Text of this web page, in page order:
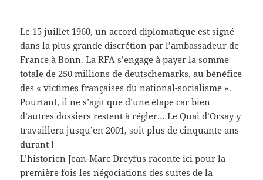
Le 15 juillet 1960, un accord diplomatique est signé
dans la plus grande discrétion par l’ambassadeur de
France à Bonn. La RFA s’engage à payer la somme
totale de 250 millions de deutschemarks, au bénéfice
des « victimes françaises du national-socialisme ».
Pourtant, il ne s’agit que d’une étape car bien
d’autres dossiers restent à régler… Le Quai d’Orsay y
travaillera jusqu’en 2001, soit plus de cinquante ans
durant !
L’historien Jean-Marc Dreyfus raconte ici pour la
première fois les négociations des suites de la